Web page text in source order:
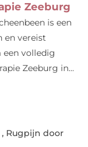
Zeeburg
is een
en vereist
een volledig
Zeeburg in...
, Rugpijn door